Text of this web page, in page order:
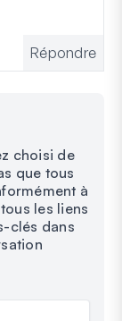
Répondre
choisi de
que tous
à
les liens
clés dans